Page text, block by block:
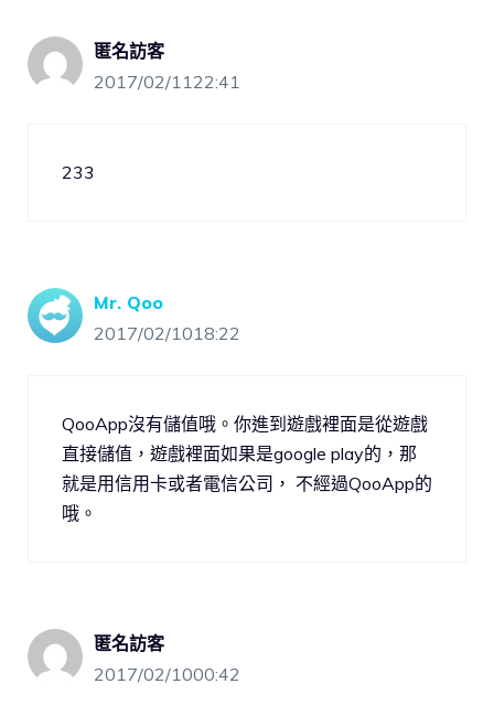
匿名訪客
2017/02/1122:41
233
Mr. Qoo
2017/02/1018:22
QooApp沒有儲值哦。你進到遊戲裡面是從遊戲
直接儲值，遊戲裡面如果是google play的，那
就是用信用卡或者電信公司， 不經過QooApp的
哦。
匿名訪客
2017/02/1000:42